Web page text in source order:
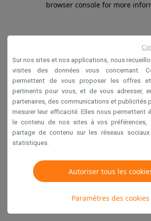
browser console for more
Sur nos sites et nos applications, nous
visites des données vous concernant.
permettent de vous proposer les offres
pertinents pour vous, et de vous adresser,
partenaires, des communications et publicités
mesurer leur efficacité. Elles nous permettent
le contenu de nos sites à vos
partage de contenu sur les réseaux
statistiques.
Autoriser tous les
Paramètres des cookies